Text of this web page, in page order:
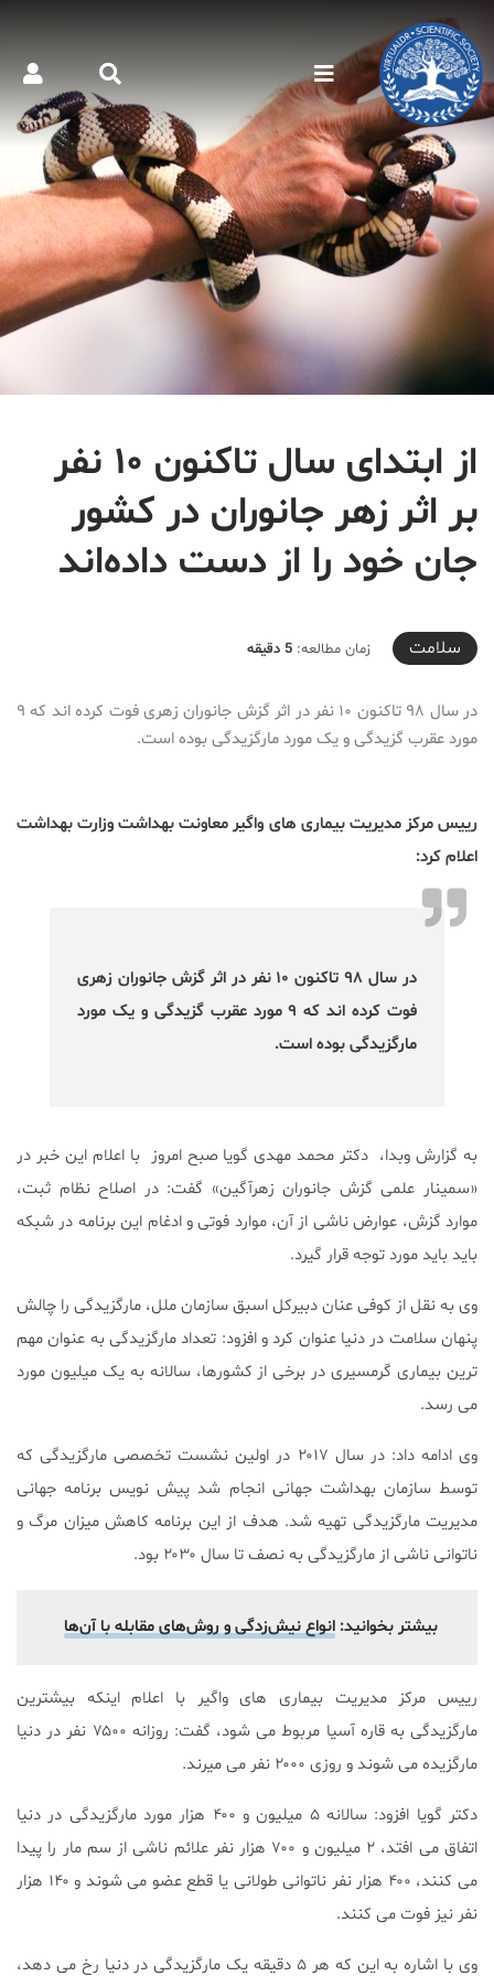
از ابتدای سال تاکنون ۱۰ نفر
بر اثر زهر جانوران در کشور
جان خود را از دست داده‌اند
2019-08-17T18:14:47+04:30
سلامت زمان مطالعه: 5 دقیقه
در سال ۹۸ تاکنون ۱۰ نفر در اثر گزش جانوران زهری فوت کرده اند که ۹
مورد عقرب گزیدگی و یک مورد مارگزیدگی بوده است.
رییس مرکز مدیریت بیماری های واگیر معاونت بهداشت وزارت بهداشت
اعلام کرد:
در سال ۹۸ تاکنون ۱۰ نفر در اثر گزش جانوران زهری
فوت کرده اند که ۹ مورد عقرب گزیدگی و یک مورد
مارگزیدگی بوده است.
به گزارش وبدا، دکتر محمد مهدی گویا صبح امروز با اعلام این خبر در
«سمینار علمی گزش جانوران زهرآگین» گفت: در اصلاح نظام ثبت،
موارد گزش، عوارض ناشی از آن، موارد فوتی و ادغام این برنامه در شبکه
باید باید مورد توجه قرار گیرد.
وی به نقل از کوفی عنان دبیرکل اسبق سازمان ملل، مارگزیدگی را چالش
پنهان سلامت در دنیا عنوان کرد و افزود: تعداد مارگزیدگی به عنوان مهم
ترین بیماری گرمسیری در برخی از کشورها، سالانه به یک میلیون مورد
می رسد.
وی ادامه داد: در سال ۲۰۱۷ در اولین نشست تخصصی مارگزیدگی که
توسط سازمان بهداشت جهانی انجام شد پیش نویس برنامه جهانی
مدیریت مارگزیدگی تهیه شد. هدف از این برنامه کاهش میزان مرگ و
ناتوانی ناشی از مارگزیدگی به نصف تا سال ۲۰۳۰ بود.
بیشتر بخوانید: انواع نیش‌زدگی و روش‌های مقابله با آن‌ها
رییس مرکز مدیریت بیماری های واگیر با اعلام اینکه بیشترین
مارگزیدگی به قاره آسیا مربوط می شود، گفت: روزانه ۷۵۰۰ نفر در دنیا
مارگزیده می شوند و روزی ۲۰۰۰ نفر می میرند.
دکتر گویا افزود: سالانه ۵ میلیون و ۴۰۰ هزار مورد مارگزیدگی در دنیا
اتفاق می افتد، ۲ میلیون و ۷۰۰ هزار نفر علائم ناشی از سم مار را پیدا
می کنند، ۴۰۰ هزار نفر ناتوانی طولانی یا قطع عضو می شوند و ۱۴۰ هزار
نفر نیز فوت می کنند.
وی با اشاره به این که هر ۵ دقیقه یک مارگزیدگی در دنیا رخ می دهد،